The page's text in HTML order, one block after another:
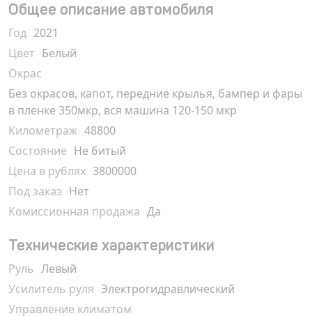
Общее описание автомобиля
Год 2021
Цвет Белый
Окрас
Без окрасов, капот, передние крылья, бампер и фары
в пленке 350мкр, вся машина 120-150 мкр
Километраж 48800
Состояние Не битый
Цена в рублях 3800000
Под заказ Нет
Комиссионная продажа Да
Технические характеристики
Руль Левый
Усилитель руля Электрогидравлический
Управление климатом